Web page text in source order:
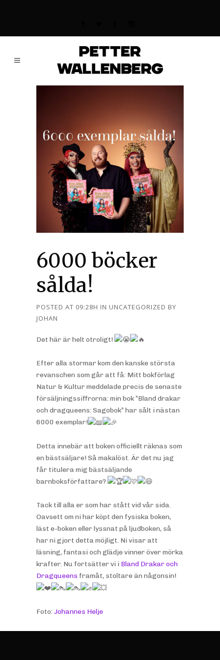
6000 böcker
sålda!
POSTED AT 09:28H IN UNCATEGORIZED BY
JOHAN
Det här är helt otroligt!
Efter alla stormar kom den kanske största
revanschen som går att få: Mitt bokförlag
Natur & Kultur meddelade precis de senaste
försäljningssiffrorna: min bok ”Bland drakar
och dragqueens: Sagobok” har sålt i nästan
6000 exemplar!
Detta innebär att boken officiellt räknas som
en bästsäljare! Så makalöst. Är det nu jag
får titulera mig bästsäljande
barnboksförfattare?
Tack till alla er som har stått vid vår sida.
Oavsett om ni har köpt den fysiska boken,
läst e-boken eller lyssnat på ljudboken, så
har ni gjort detta möjligt. Ni visar att
läsning, fantasi och glädje vinner över mörka
krafter. Nu fortsätter vi i Bland Drakar och
Dragqueens framåt, stoltare än någonsin!
Foto: Johannes Helje